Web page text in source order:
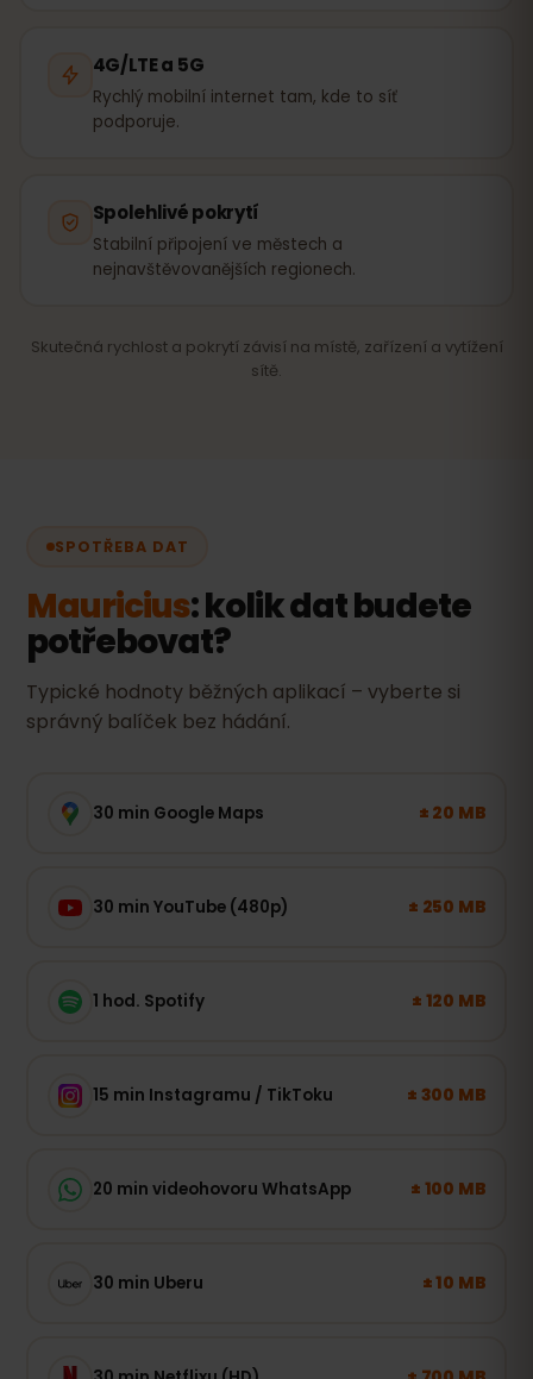
4G/LTE a 5G
Rychlý mobilní internet tam, kde to síť
podporuje.
Spolehlivé pokrytí
Stabilní připojení ve městech a
nejnavštěvovanějších regionech.
Skutečná rychlost a pokrytí závisí na místě, zařízení a vytížení
sítě.
SPOTŘEBA DAT
Mauricius: kolik dat budete
potřebovat?
Typické hodnoty běžných aplikací – vyberte si
správný balíček bez hádání.
30 min Google Maps ± 20 MB
30 min YouTube (480p) ± 250 MB
1 hod. Spotify ± 120 MB
15 min Instagramu / TikToku ± 300 MB
20 min videohovoru WhatsApp ± 100 MB
30 min Uberu ± 10 MB